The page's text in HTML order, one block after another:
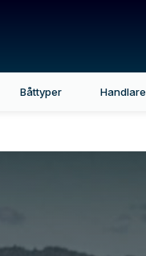
Båttyper Handlare